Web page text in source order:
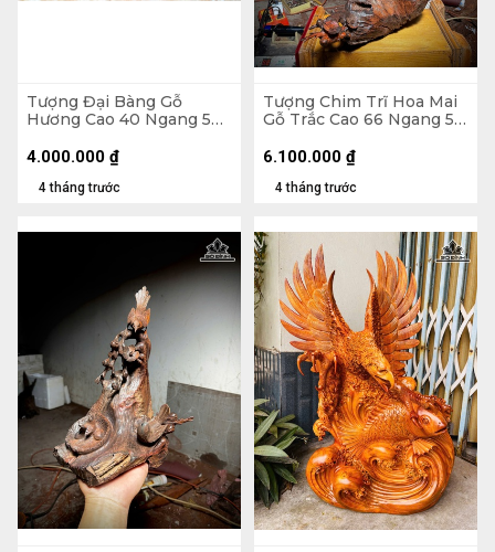
Tượng Đại Bàng Gỗ
Hương Cao 40 Ngang 52
4 tháng trước
4.000.000 ₫
Tượng Chim Trĩ Hoa Mai
Gỗ Trắc Cao 66 Ngang 50
4 tháng trước
6.100.000 ₫